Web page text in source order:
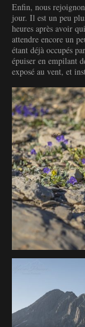
Enfin, nous
jour. Il est un peu
heures après avoir
attendre encore un
étant déjà occupés
épuiser en empilant
exposé au vent, et